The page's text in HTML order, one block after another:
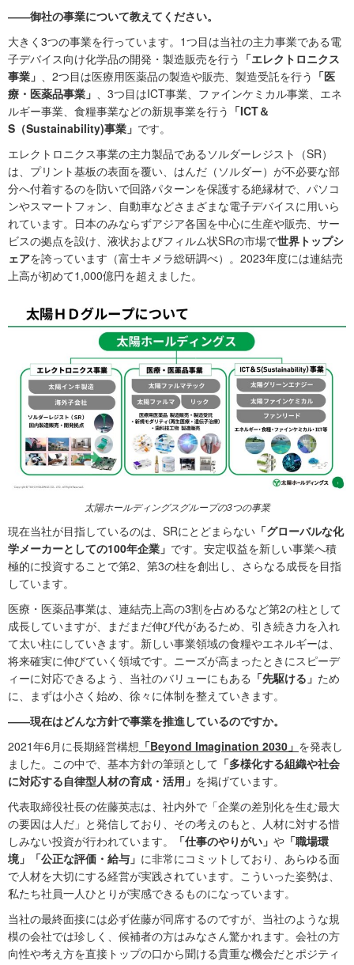
――御社の事業について教えてください。
大きく3つの事業を行っています。1つ目は当社の主力事業である電
子デバイス向け化学品の開発・製造販売を行う 「エレクトロニクス
事業」 、2つ目は医療用医薬品の製造や販売、製造受託を行う 「医
療・医薬品事業」 、3つ目はICT事業、ファインケミカル事業、エネ
ルギー事業、食糧事業などの新規事業を行う 「ICT＆
S（Sustainability)事業」 です。
エレクトロニクス事業の主力製品であるソルダーレジスト（SR）
は、プリント基板の表面を覆い、はんだ（ソルダー）が不必要な部
分へ付着するのを防いで回路パターンを保護する絶縁材で、パソコ
ンやスマートフォン、自動車などさまざまな電子デバイスに用いら
れています。日本のみならずアジア各国を中心に生産や販売、サー
ビスの拠点を設け、液状およびフィルム状SRの市場で世界トップシ
ェアを誇っています（富士キメラ総研調べ）。2023年度には連結売
上高が初めて1,000億円を超えました。
太陽ホールディングスグループの3つの事業
現在当社が目指しているのは、SRにとどまらない 「グローバルな化
学メーカーとしての100年企業」 です。安定収益を新しい事業へ積
極的に投資することで第2、第3の柱を創出し、さらなる成長を目指
しています。
医療・医薬品事業は、連結売上高の3割を占めるなど第2の柱として
成長していますが、まだまだ伸び代があるため、引き続き力を入れ
て太い柱にしていきます。新しい事業領域の食糧やエネルギーは、
将来確実に伸びていく領域です。ニーズが高まったときにスピーデ
ィーに対応できるよう、当社のバリューにもある 「先駆ける」 ため
に、まずは小さく始め、徐々に体制を整えていきます。
――現在はどんな方針で事業を推進しているのですか。
2021年6月に長期経営構想 「Beyond Imagination 2030」 を発表し
ました。この中で、基本方針の筆頭として 「多様化する組織や社会
に対応する自律型人材の育成・活用」 を掲げています。
代表取締役社長の佐藤英志は、社内外で「企業の差別化を生む最大
の要因は人だ」と発信しており、その考えのもと、人材に対する惜
しみない投資が行われています。
「仕事のやりがい」 や 「職場環
境」「公正な評価・給与」 に非常にコミットしており、あらゆる面
で人材を大切にする経営が実践されています。こういった姿勢は、
私たち社員一人ひとりが実感できるものになっています。
当社の最終面接には必ず佐藤が同席するのですが、当社のような規
模の会社では珍しく、候補者の方はみなさん驚かれます。会社の方
向性や考え方を直接トップの口から聞ける貴重な機会だとポジティ